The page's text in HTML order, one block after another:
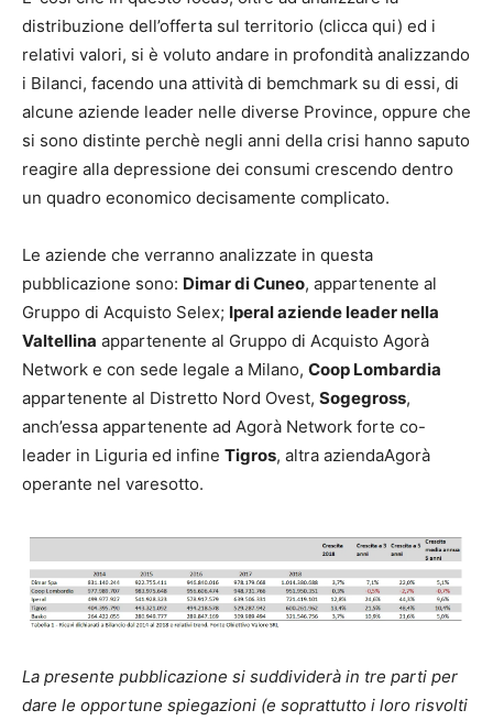
distribuzione dell’offerta sul territorio (clicca qui) ed i
relativi valori, si è voluto andare in profondità analizzando
i Bilanci, facendo una attività di bemchmark su di essi, di
alcune aziende leader nelle diverse Province, oppure che
si sono distinte perchè negli anni della crisi hanno saputo
reagire alla depressione dei consumi crescendo dentro
un quadro economico decisamente complicato.
Le aziende che verranno analizzate in questa
pubblicazione sono: Dimar di Cuneo, appartenente al
Gruppo di Acquisto Selex; Iperal aziende leader nella
Valtellina appartenente al Gruppo di Acquisto Agorà
Network e con sede legale a Milano, Coop Lombardia
appartenente al Distretto Nord Ovest, Sogegross,
anch’essa appartenente ad Agorà Network forte co-
leader in Liguria ed infine Tigros, altra aziendaAgorà
operante nel varesotto.
La presente pubblicazione si suddividerà in tre parti per
dare le opportune spiegazioni (e soprattutto i loro risvolti